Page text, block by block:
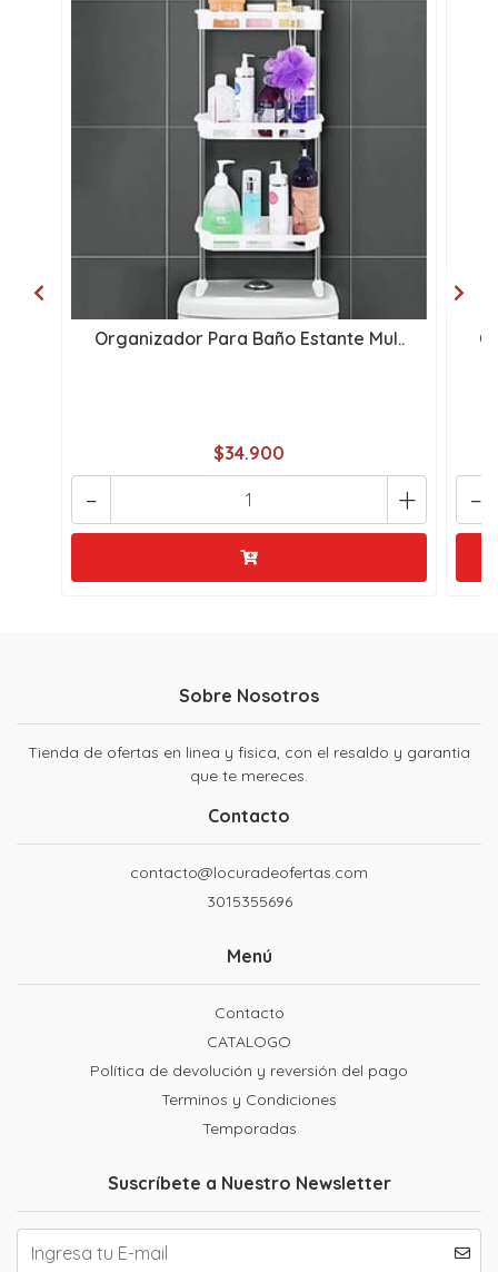
Organizador Para Baño Estante Mul..
$34.900
+
- -
Sobre Nosotros
Tienda de ofertas en linea y fisica, con el resaldo y garantia
que te mereces.
Contacto
contacto@locuradeofertas.com
3015355696
Menú
Contacto
CATALOGO
Política de devolución y reversión del pago
Terminos y Condiciones
Temporadas
Suscríbete a Nuestro Newsletter